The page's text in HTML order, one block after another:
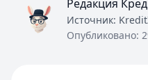
Редакция
Источник:
Опубликовано: